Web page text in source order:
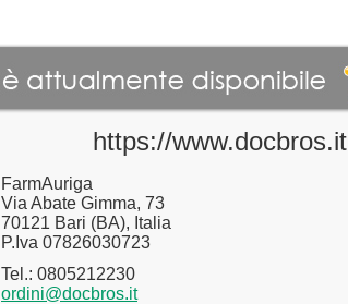
https://www.docbros.it
FarmAuriga
Via Abate Gimma, 73
70121 Bari (BA), Italia
P.Iva 07826030723
Tel.: 0805212230
ordini@docbros.it